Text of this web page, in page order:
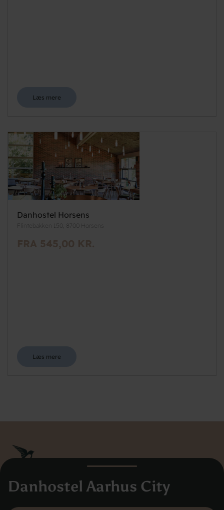
Danhostel Aarhus City
Læs mere
Danhostel Horsens
Flintebakken 150, 8700 Horsens
FRA 545,00 KR.
Læs mere
Danhostel Danmarks Vandrerhjem